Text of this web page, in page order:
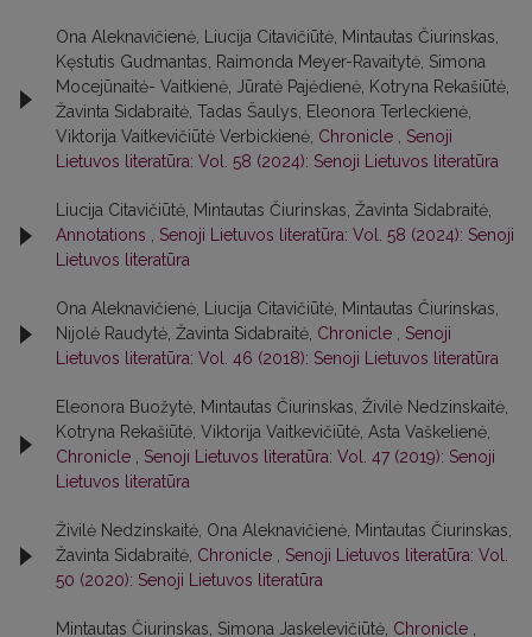
Ona Aleknavičienė, Liucija Citavičiūtė, Mintautas Čiurinskas,
Kęstutis Gudmantas, Raimonda Meyer-Ravaitytė, Simona
Mocejūnaitė- Vaitkienė, Jūratė Pajėdienė, Kotryna Rekašiūtė,
Žavinta Sidabraitė, Tadas Šaulys, Eleonora Terleckienė,
Viktorija Vaitkevičiūtė Verbickienė, Chronicle , Senoji
Lietuvos literatūra: Vol. 58 (2024): Senoji Lietuvos literatūra
Liucija Citavičiūtė, Mintautas Čiurinskas, Žavinta Sidabraitė,
Annotations , Senoji Lietuvos literatūra: Vol. 58 (2024): Senoji
Lietuvos literatūra
Ona Aleknavičienė, Liucija Citavičiūtė, Mintautas Čiurinskas,
Nijolė Raudytė, Žavinta Sidabraitė, Chronicle , Senoji
Lietuvos literatūra: Vol. 46 (2018): Senoji Lietuvos literatūra
Eleonora Buožytė, Mintautas Čiurinskas, Živilė Nedzinskaitė,
Kotryna Rekašiūtė, Viktorija Vaitkevičiūtė, Asta Vaškelienė,
Chronicle , Senoji Lietuvos literatūra: Vol. 47 (2019): Senoji
Lietuvos literatūra
Živilė Nedzinskaitė, Ona Aleknavičienė, Mintautas Čiurinskas,
Žavinta Sidabraitė, Chronicle , Senoji Lietuvos literatūra: Vol.
50 (2020): Senoji Lietuvos literatūra
Mintautas Čiurinskas, Simona Jaskelevičiūtė, Chronicle ,